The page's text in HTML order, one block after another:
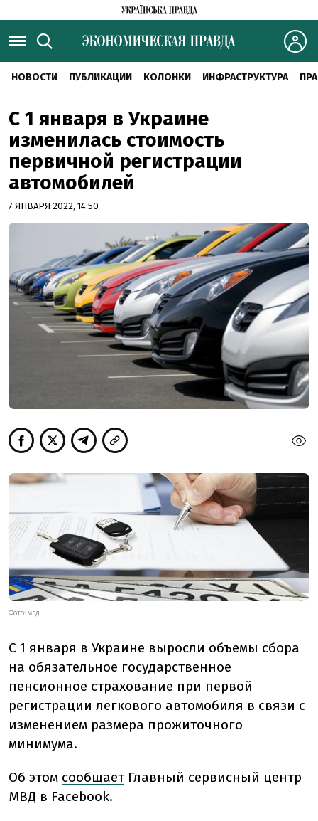
НОВОСТИ ПУБЛИКАЦИИ КОЛОНКИ ИНФРАСТРУКТУРА
С 1 января в Украине
изменилась стоимость
первичной регистрации
автомобилей
7 ЯНВАРЯ 2022, 14:50
ФОТО: МВД
С 1 января в Украине выросли объемы сбора
на обязательное государственное
пенсионное страхование при первой
регистрации легкового автомобиля в связи с
изменением размера прожиточного
минимума.
Об этом сообщаетГлавный сервисный центр
МВД в Facebook.